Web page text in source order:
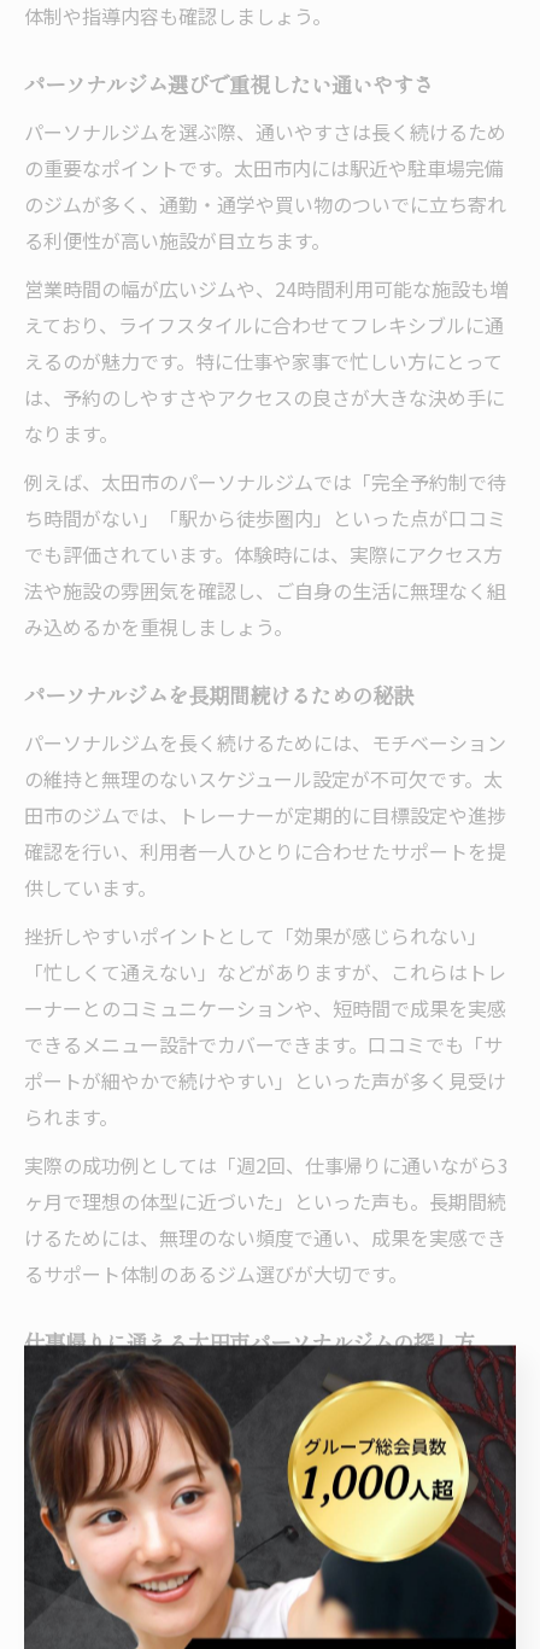
体制や指導内容も確認しましょう。
パーソナルジム選びで重視したい通いやすさ
パーソナルジムを選ぶ際、通いやすさは長く続けるため
の重要なポイントです。太田市内には駅近や駐車場完備
のジムが多く、通勤・通学や買い物のついでに立ち寄れ
る利便性が高い施設が目立ちます。
営業時間の幅が広いジムや、24時間利用可能な施設も増
えており、ライフスタイルに合わせてフレキシブルに通
えるのが魅力です。特に仕事や家事で忙しい方にとって
は、予約のしやすさやアクセスの良さが大きな決め手に
なります。
例えば、太田市のパーソナルジムでは「完全予約制で待
ち時間がない」「駅から徒歩圏内」といった点が口コミ
でも評価されています。体験時には、実際にアクセス方
法や施設の雰囲気を確認し、ご自身の生活に無理なく組
み込めるかを重視しましょう。
パーソナルジムを長期間続けるための秘訣
パーソナルジムを長く続けるためには、モチベーション
の維持と無理のないスケジュール設定が不可欠です。太
田市のジムでは、トレーナーが定期的に目標設定や進捗
確認を行い、利用者一人ひとりに合わせたサポートを提
供しています。
挫折しやすいポイントとして「効果が感じられない」
「忙しくて通えない」などがありますが、これらはトレ
ーナーとのコミュニケーションや、短時間で成果を実感
できるメニュー設計でカバーできます。口コミでも「サ
ポートが細やかで続けやすい」といった声が多く見受け
られます。
実際の成功例としては「週2回、仕事帰りに通いながら3
ヶ月で理想の体型に近づいた」といった声も。長期間続
けるためには、無理のない頻度で通い、成果を実感でき
るサポート体制のあるジム選びが大切です。
仕事帰りに通える太田市パーソナルジムの探し方
仕事帰りにパーソナルジムへ通いたい場合は、営業時間
やアクセスの良さを重視して選ぶことがポイントです。
太田市では、夜遅くまで営業しているジムや駅近・駐車
場完備の施設が増えており、忙しい方でも無理なく通え
ます。
また、予約の取りやすさや着替え・シャワー設備の充実
度もチェックしましょう。多くのジムでは、仕事帰りの